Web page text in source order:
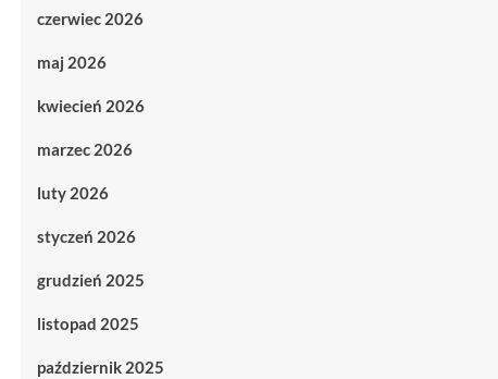
czerwiec 2026
maj 2026
kwiecień 2026
marzec 2026
luty 2026
styczeń 2026
grudzień 2025
listopad 2025
październik 2025